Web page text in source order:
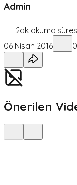
Admin
2dk okuma
06 Nisan 2016
0
Önerilen